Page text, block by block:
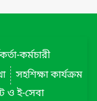
কর্মচারী
সহশিক্ষা কার্যক্রম
ও ই-সেবা